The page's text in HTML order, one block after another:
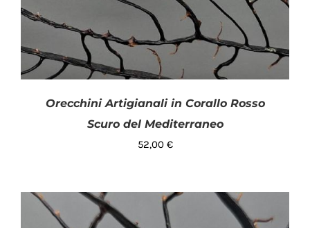
Orecchini Artigianali in Corallo Rosso
Scuro del Mediterraneo
52,00 €